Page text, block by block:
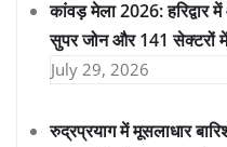
कांवड़ मेला 2026:
सुपर जोन और 141 सेक्टरों में
July 29, 2026
रुद्रप्रयाग में मूसलाधार